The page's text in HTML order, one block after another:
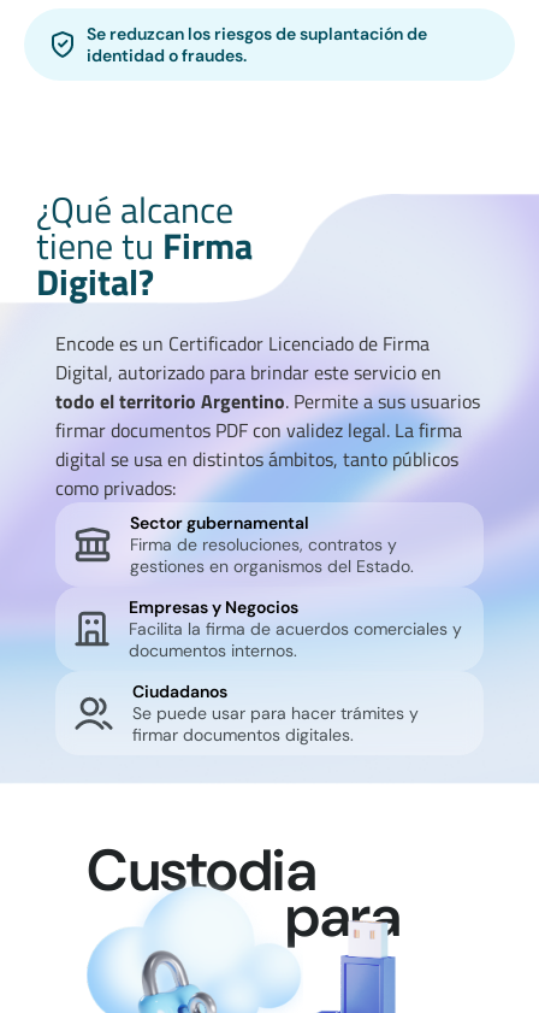
Se reduzcan los riesgos de suplantación de
identidad o fraudes.
¿Qué alcance
tiene tu Firma
Digital?
Encode es un Certificador Licenciado de Firma
Digital, autorizado para brindar este servicio en
todo el territorio Argentino. Permite a sus usuarios
firmar documentos PDF con validez legal. La firma
digital se usa en distintos ámbitos, tanto públicos
como privados:
Sector gubernamental
Firma de resoluciones, contratos y
gestiones en organismos del Estado.
Empresas y Negocios
Facilita la firma de acuerdos comerciales y
documentos internos.
Ciudadanos
Se puede usar para hacer trámites y
firmar documentos digitales.
Custodia
para